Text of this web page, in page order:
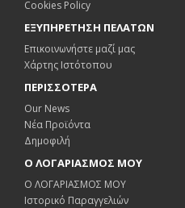
Cookies Policy
ΕΞΥΠΗΡΕΤΗΣΗ ΠΕΛΑΤΩΝ
Επικοινωνήστε μαζί μας
Χάρτης Ιστότοπου
ΠΕΡΙΣΣΟΤΕΡΑ
Our News
Νέα Προϊόντα
Δημοφιλή
Ο ΛΟΓΑΡΙΑΣΜΟΣ ΜΟΥ
Ο ΛΟΓΑΡΙΑΣΜΟΣ ΜΟΥ
Ιστορικό Παραγγελιών